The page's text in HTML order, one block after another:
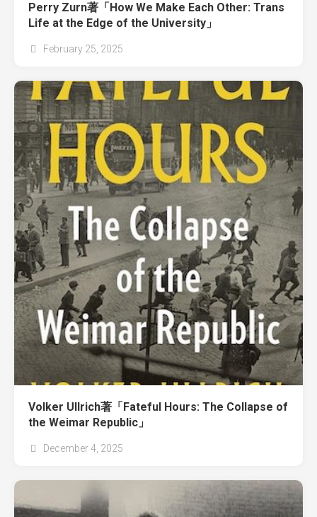
Perry Zurn著「How We Make Each Other: Trans
Life at the Edge of the University」
February 25, 2025
Volker Ullrich著「Fateful Hours: The Collapse of
the Weimar Republic」
December 4, 2025